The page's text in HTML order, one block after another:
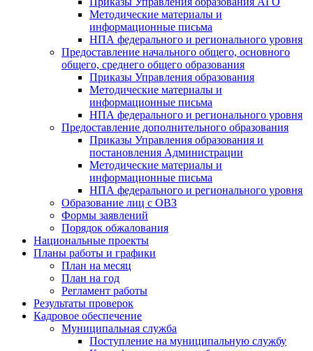
Методические материалы и
информационные письма
НПА федерального и регионального уровня
Предоставление начального общего, основного
общего, среднего общего образования
Приказы Управления образования
Методические материалы и
информационные письма
НПА федерального и регионального уровня
Предоставление дополнительного образования
Приказы Управления образования и
постановления Администрации
Методические материалы и
информационные письма
НПА федерального и регионального уровня
Образование лиц с ОВЗ
Формы заявлений
Порядок обжалования
Национальные проекты
Планы работы и графики
План на месяц
План на год
Регламент работы
Результаты проверок
Кадровое обеспечение
Муниципальная служба
Поступление на муниципальную службу